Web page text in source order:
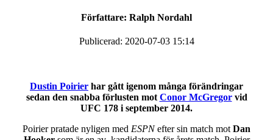
Författare: Ralph Nordahl
Publicerad: 2020-07-03 15:14
Dustin Poirier har gått igenom många förändringar
sedan den snabba förlusten mot Conor McGregorvid
UFC 178 i september 2014.
Poirier pratade nyligen med ESPNefter sin match mot Dan